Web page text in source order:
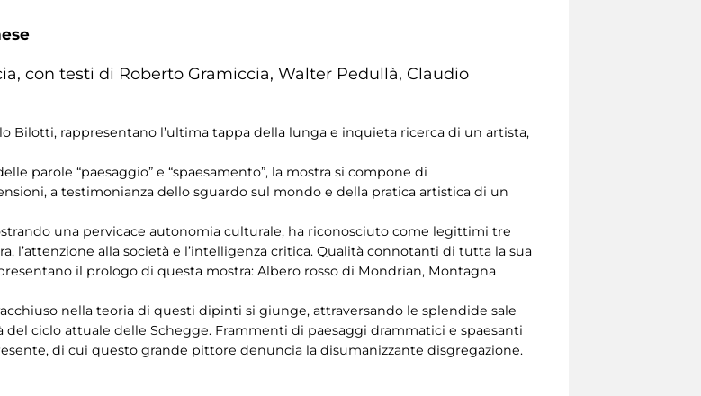
con testi di Roberto Gramiccia, Walter Pedullà, Claudio
Bilotti, rappresentano l’ultima tappa della lunga e inquieta ricerca di un artista,
parole “paesaggio” e “spaesamento”, la mostra si compone di
a testimonianza dello sguardo sul mondo e della pratica artistica di un
una pervicace autonomia culturale, ha riconosciuto come legittimi tre
l’attenzione alla società e l’intelligenza critica. Qualità connotanti di tutta la sua
il prologo di questa mostra: Albero rosso di Mondrian, Montagna
nella teoria di questi dipinti si giunge, attraversando le splendide sale
ciclo attuale delle Schegge. Frammenti di paesaggi drammatici e spaesanti
di cui questo grande pittore denuncia la disumanizzante disgregazione.